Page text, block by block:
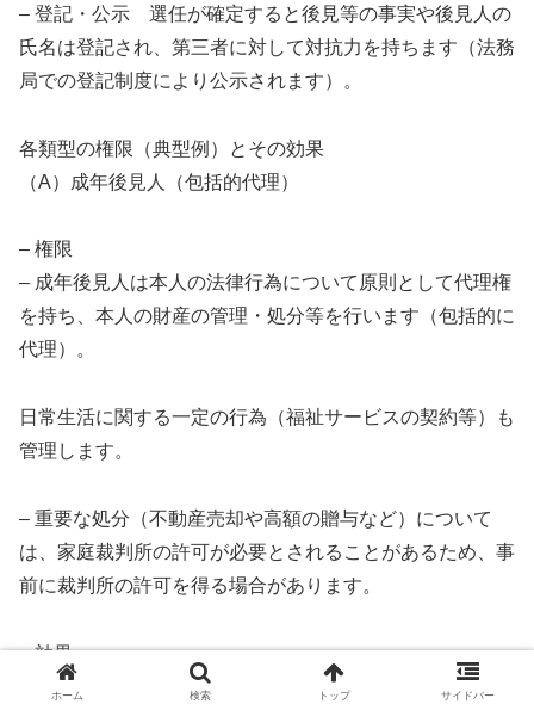
– 登記・公示 選任が確定すると後見等の事実や後見人の
氏名は登記され、第三者に対して対抗力を持ちます（法務
局での登記制度により公示されます）。
各類型の権限（典型例）とその効果
（A）成年後見人（包括的代理）
– 権限
– 成年後見人は本人の法律行為について原則として代理権
を持ち、本人の財産の管理・処分等を行います（包括的に
代理）。
日常生活に関する一定の行為（福祉サービスの契約等）も
管理します。
– 重要な処分（不動産売却や高額の贈与など）について
は、家庭裁判所の許可が必要とされることがあるため、事
前に裁判所の許可を得る場合があります。
– 効果
– 後見人が行った法律行為は、正当に行われれば本人に対
ホーム 検索 トップ サイドバー